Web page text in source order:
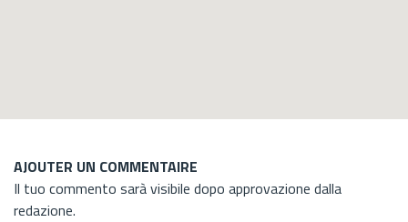
AJOUTER UN COMMENTAIRE
Il tuo commento sarà visibile dopo approvazione dalla
redazione.